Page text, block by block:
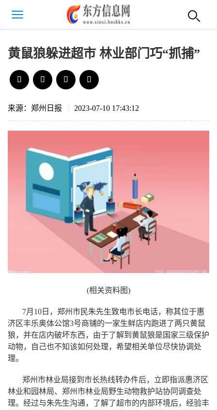
黄鼠狼躲进超市 林业部门巧“抓捕”
来源：郑州日报 2023-07-10 17:43:12
(相关资料图)
7月10日，郑州市民朱先生致电市长电话，称其位于惠
济区丰乐奥体公馆3号商铺的一家生鲜店内跑进了两只黄鼠
狼，并在店内破坏东西，由于了解到黄鼠狼是国家三级保护
动物，自己也不知该如何处理，希望相关单位尽快协调处
理。
郑州市林业局接到市长热线转办件后，立即指派惠济区
林业和园林局、郑州市林业局野生动物救护站协同调查处
理。经过与朱先生沟通，了解了超市的内部环境后，经验丰